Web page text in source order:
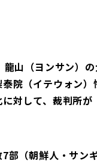
山（ヨンサン）
院（イテウォン
対して、裁判所
部（朝鮮人・サン